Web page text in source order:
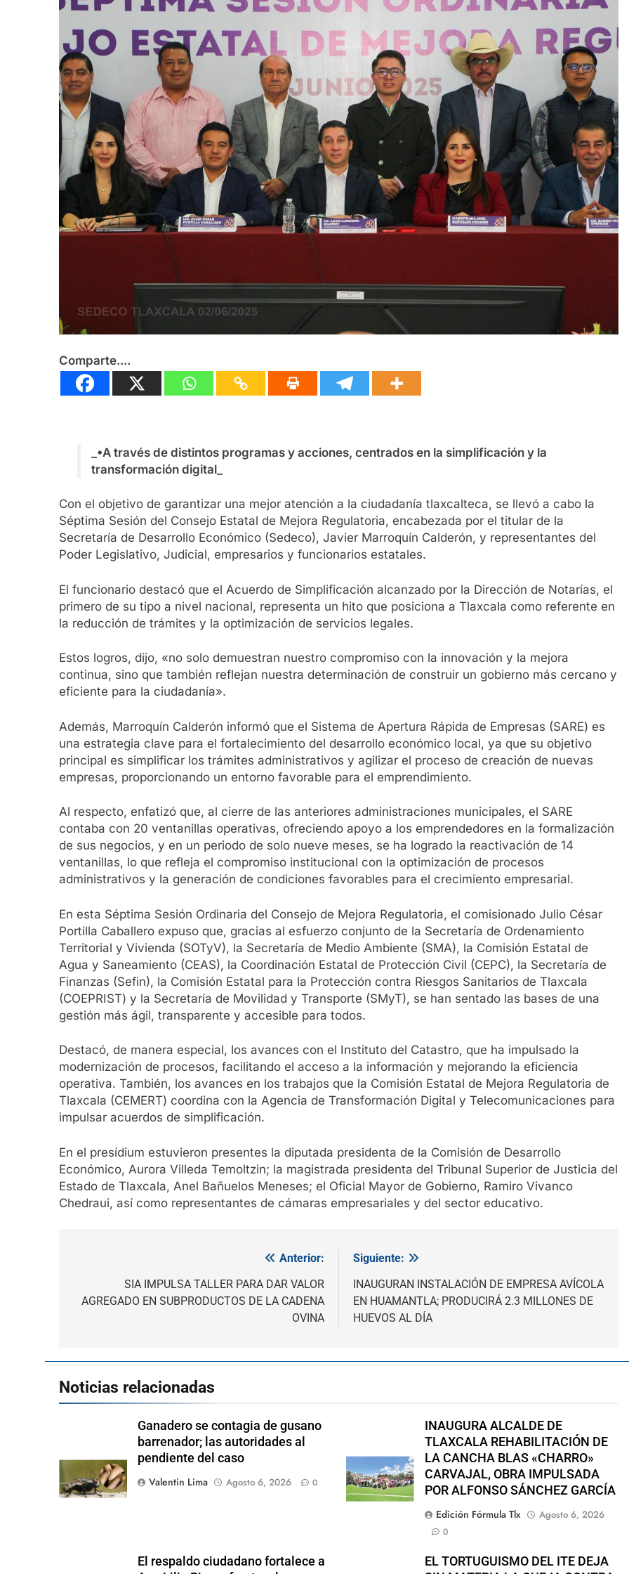
César Gastélum es asesinado durante una transmisión en vido en Sinaloa
Agosto 6, 2026
En Tailandia un futbolista muere tras ser alcanzado por un rayo durante un
Agosto 6, 2026
Comparte....
_•A través de distintos programas y acciones, centrados en la simplificación y la
transformación digital_
Con el objetivo de garantizar una mejor atención a la ciudadanía tlaxcalteca, se llevó a cabo la
Séptima Sesión del Consejo Estatal de Mejora Regulatoria, encabezada por el titular de la
Secretaría de Desarrollo Económico (Sedeco), Javier Marroquín Calderón, y representantes del
Poder Legislativo, Judicial, empresarios y funcionarios estatales.
El funcionario destacó que el Acuerdo de Simplificación alcanzado por la Dirección de Notarías, el
primero de su tipo a nivel nacional, representa un hito que posiciona a Tlaxcala como referente en
la reducción de trámites y la optimización de servicios legales.
Estos logros, dijo, «no solo demuestran nuestro compromiso con la innovación y la mejora
continua, sino que también reflejan nuestra determinación de construir un gobierno más cercano y
eficiente para la ciudadanía».
Además, Marroquín Calderón informó que el Sistema de Apertura Rápida de Empresas (SARE) es
una estrategia clave para el fortalecimiento del desarrollo económico local, ya que su objetivo
principal es simplificar los trámites administrativos y agilizar el proceso de creación de nuevas
empresas, proporcionando un entorno favorable para el emprendimiento.
Al respecto, enfatizó que, al cierre de las anteriores administraciones municipales, el SARE
contaba con 20 ventanillas operativas, ofreciendo apoyo a los emprendedores en la formalización
de sus negocios, y en un periodo de solo nueve meses, se ha logrado la reactivación de 14
ventanillas, lo que refleja el compromiso institucional con la optimización de procesos
administrativos y la generación de condiciones favorables para el crecimiento empresarial.
En esta Séptima Sesión Ordinaria del Consejo de Mejora Regulatoria, el comisionado Julio César
Portilla Caballero expuso que, gracias al esfuerzo conjunto de la Secretaría de Ordenamiento
Territorial y Vivienda (SOTyV), la Secretaría de Medio Ambiente (SMA), la Comisión Estatal de
Agua y Saneamiento (CEAS), la Coordinación Estatal de Protección Civil (CEPC), la Secretaría de
Finanzas (Sefin), la Comisión Estatal para la Protección contra Riesgos Sanitarios de Tlaxcala
(COEPRIST) y la Secretaría de Movilidad y Transporte (SMyT), se han sentado las bases de una
gestión más ágil, transparente y accesible para todos.
Destacó, de manera especial, los avances con el Instituto del Catastro, que ha impulsado la
modernización de procesos, facilitando el acceso a la información y mejorando la eficiencia
operativa. También, los avances en los trabajos que la Comisión Estatal de Mejora Regulatoria de
Tlaxcala (CEMERT) coordina con la Agencia de Transformación Digital y Telecomunicaciones para
impulsar acuerdos de simplificación.
En el presídium estuvieron presentes la diputada presidenta de la Comisión de Desarrollo
Económico, Aurora Villeda Temoltzin; la magistrada presidenta del Tribunal Superior de Justicia del
Estado de Tlaxcala, Anel Bañuelos Meneses; el Oficial Mayor de Gobierno, Ramiro Vivanco
Chedraui, así como representantes de cámaras empresariales y del sector educativo.
Anterior:
SIA IMPULSA TALLER PARA DAR VALOR
AGREGADO EN SUBPRODUCTOS DE LA CADENA
OVINA
Siguiente:
INAUGURAN INSTALACIÓN DE EMPRESA AVÍCOLA
EN HUAMANTLA; PRODUCIRÁ 2.3 MILLONES DE
HUEVOS AL DÍA
Noticias relacionadas
Ganadero se contagia de gusano
barrenador; las autoridades al
pendiente del caso
Valentin Lima
Agosto 6, 2026 0
INAUGURA ALCALDE DE
TLAXCALA REHABILITACIÓN DE
LA CANCHA BLAS «CHARRO»
CARVAJAL, OBRA IMPULSADA
POR ALFONSO SÁNCHEZ GARCÍA
Edición Fórmula Tlx
Agosto 6, 2026
0
El respaldo ciudadano fortalece a
EL TORTUGUISMO DEL ITE DEJA